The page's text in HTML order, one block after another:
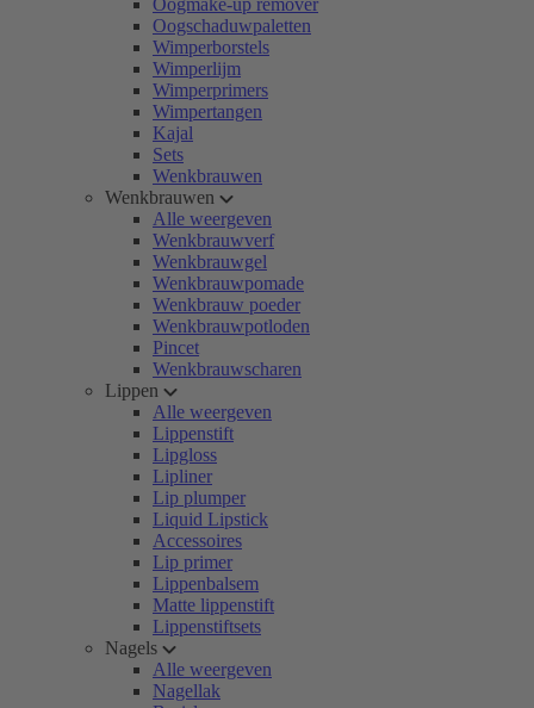
Oogmake-up remover
Oogschaduwpaletten
Wimperborstels
Wimperlijm
Wimperprimers
Wimpertangen
Kajal
Sets
Wenkbrauwen
Wenkbrauwen
Alle weergeven
Wenkbrauwverf
Wenkbrauwgel
Wenkbrauwpomade
Wenkbrauw poeder
Wenkbrauwpotloden
Pincet
Wenkbrauwscharen
Lippen
Alle weergeven
Lippenstift
Lipgloss
Lipliner
Lip plumper
Liquid Lipstick
Accessoires
Lip primer
Lippenbalsem
Matte lippenstift
Lippenstiftsets
Nagels
Alle weergeven
Nagellak